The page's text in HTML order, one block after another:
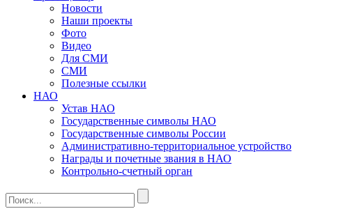
Новости
Наши проекты
Фото
Видео
Для СМИ
СМИ
Полезные ссылки
НАО
Устав НАО
Государственные символы НАО
Государственные символы России
Административно-территориальное устройство
Награды и почетные звания в НАО
Контрольно-счетный орган